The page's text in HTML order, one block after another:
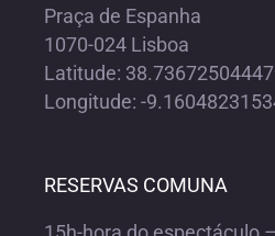
Praça de Espanha
1070-024 Lisboa
Latitude:
Longitude: -
RESERVAS COMUNA